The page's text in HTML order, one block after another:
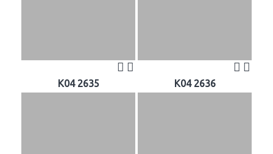
K04 2635 K04 2636